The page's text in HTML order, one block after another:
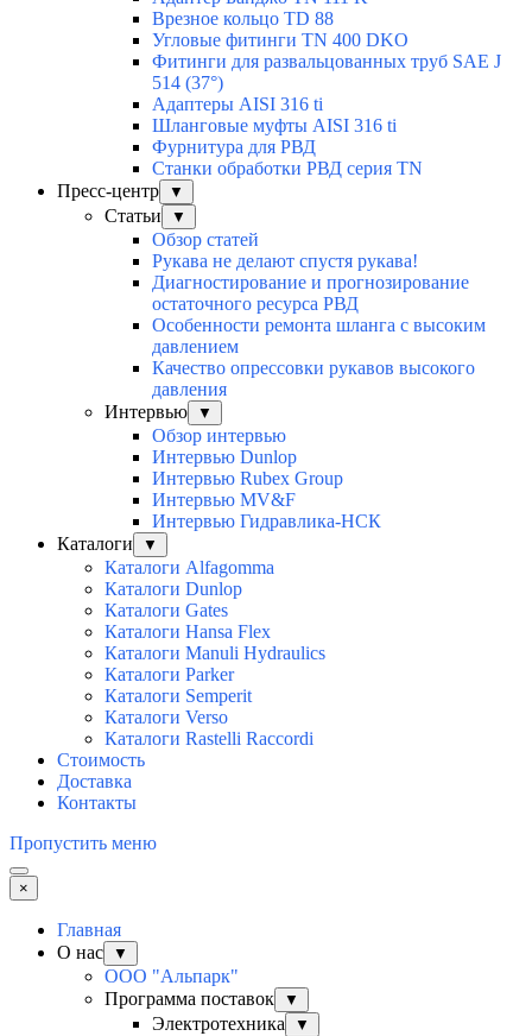
Врезное кольцо TD 88
Угловые фитинги TN 400 DKO
Фитинги для развальцованных труб SAE J
514 (37°)
Адаптеры AISI 316 ti
Шланговые муфты AISI 316 ti
Фурнитура для РВД
Станки обработки РВД серия TN
Пресс-центр
▼
Статьи ▼
Обзор статей
Рукава не делают спустя рукава!
Диагностирование и прогнозирование
остаточного ресурса РВД
Особенности ремонта шланга с высоким
давлением
Качество опрессовки рукавов высокого
давления
Интервью
▼
Обзор интервью
Интервью Dunlop
Интервью Rubex Group
Интервью MV&F
Интервью Гидравлика-НСК
Каталоги
▼
Каталоги Alfagomma
Каталоги Dunlop
Каталоги Gates
Каталоги Hansa Flex
Каталоги Manuli Hydraulics
Каталоги Parker
Каталоги Semperit
Каталоги Verso
Каталоги Rastelli Raccordi
Стоимость
Доставка
Контакты
Пропустить меню
×
Главная
О нас
▼
ООО "Альпарк"
Программа поставок
▼
Электротехника ▼